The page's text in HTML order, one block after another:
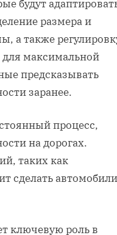
будут
размера и
а также
максимальной
предсказывать
заранее.
процесс,
на дорогах.
таких как
сделать автомобили
ключевую роль в